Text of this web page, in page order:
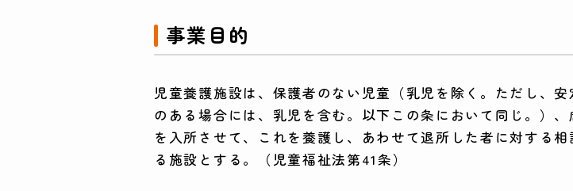
事業目的
児童養護施設は、保護者のない児童（乳児を除く。ただし、
のある場合には、乳児を含む。以下この条において同じ。）
を入所させて、これを養護し、あわせて退所した者に対する
る施設とする。（児童福祉法第41条）